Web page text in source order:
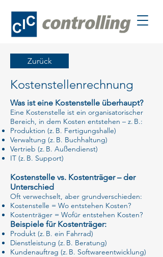
Kostenstellenrechnung
Was ist eine Kostenstelle überhaupt?
Eine Kostenstelle ist ein organisatorischer
Bereich, in dem Kosten entstehen – z. B.:
Produktion (z. B. Fertigungshalle)
Verwaltung (z. B. Buchhaltung)
Vertrieb (z. B. Außendienst)
IT (z. B. Support)
Kostenstelle vs. Kostenträger – der
Unterschied
Oft verwechselt, aber grundverschieden:
Kostenstelle = Wo entstehen Kosten?
Kostenträger = Wofür entstehen Kosten?
Beispiele für Kostenträger:
Produkt (z. B. ein Fahrrad)
Dienstleistung (z. B. Beratung)
Kundenauftrag (z. B. Softwareentwicklung)
Zurück